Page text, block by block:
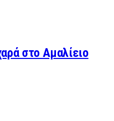
στο Αμαλίειο